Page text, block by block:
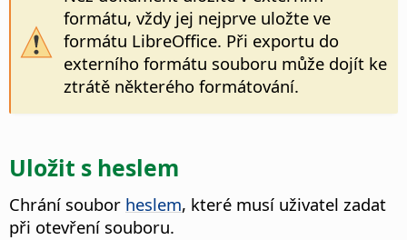
formátu, vždy jej nejprve uložte ve
formátu LibreOffice. Při exportu do
externího formátu souboru může dojít ke
ztrátě některého formátování.
Uložit s heslem
Chrání soubor heslem, které musí uživatel zadat
při otevření souboru.